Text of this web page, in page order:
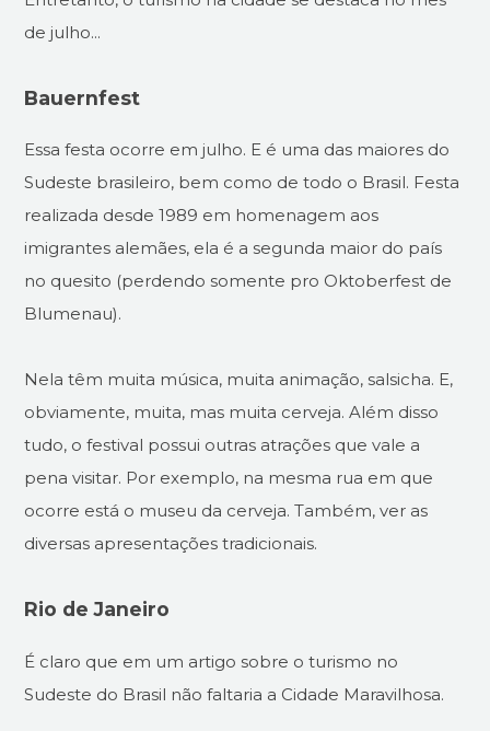
de julho...
Bauernfest
Essa festa ocorre em julho. E é uma das maiores do
Sudeste brasileiro, bem como de todo o Brasil. Festa
realizada desde 1989 em homenagem aos
imigrantes alemães, ela é a segunda maior do país
no quesito (perdendo somente pro Oktoberfest de
Blumenau).
Nela têm muita música, muita animação, salsicha. E,
obviamente, muita, mas muita cerveja. Além disso
tudo, o festival possui outras atrações que vale a
pena visitar. Por exemplo, na mesma rua em que
ocorre está o museu da cerveja. Também, ver as
diversas apresentações tradicionais.
Rio de Janeiro
É claro que em um artigo sobre o turismo no
Sudeste do Brasil não faltaria a Cidade Maravilhosa.